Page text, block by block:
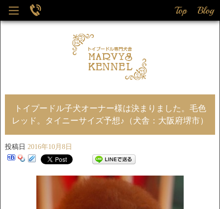
トイプードル子犬オーナー様は決まりました。毛色
レッド。タイニーサイズ予想♪（犬舎：大阪府堺市）
投稿日 2016年10月8日